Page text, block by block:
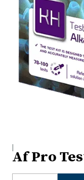
|
Af Pro